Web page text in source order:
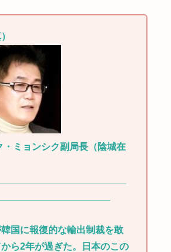
・ミョンシク副局長（陰城在
韓国に報復的な輸出制裁を敢
ら2年が過ぎた。日本のこの